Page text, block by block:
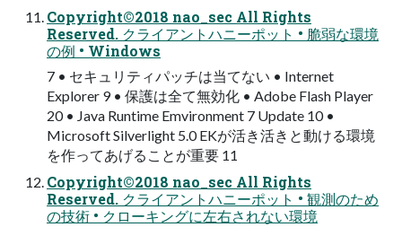
Copyright©2018 nao_sec All Rights
Reserved. クライアントハニーポット • 脆弱な環境
の例 • Windows
7 • セキュリティパッチは当てない • Internet
Explorer 9 • 保護は全て無効化 • Adobe Flash Player
20 • Java Runtime Emvironment 7 Update 10 •
Microsoft Silverlight 5.0 EKが活き活きと動ける環境
を作ってあげることが重要 11
Copyright©2018 nao_sec All Rights
Reserved. クライアントハニーポット • 観測のため
の技術 • クローキングに左右されない環境